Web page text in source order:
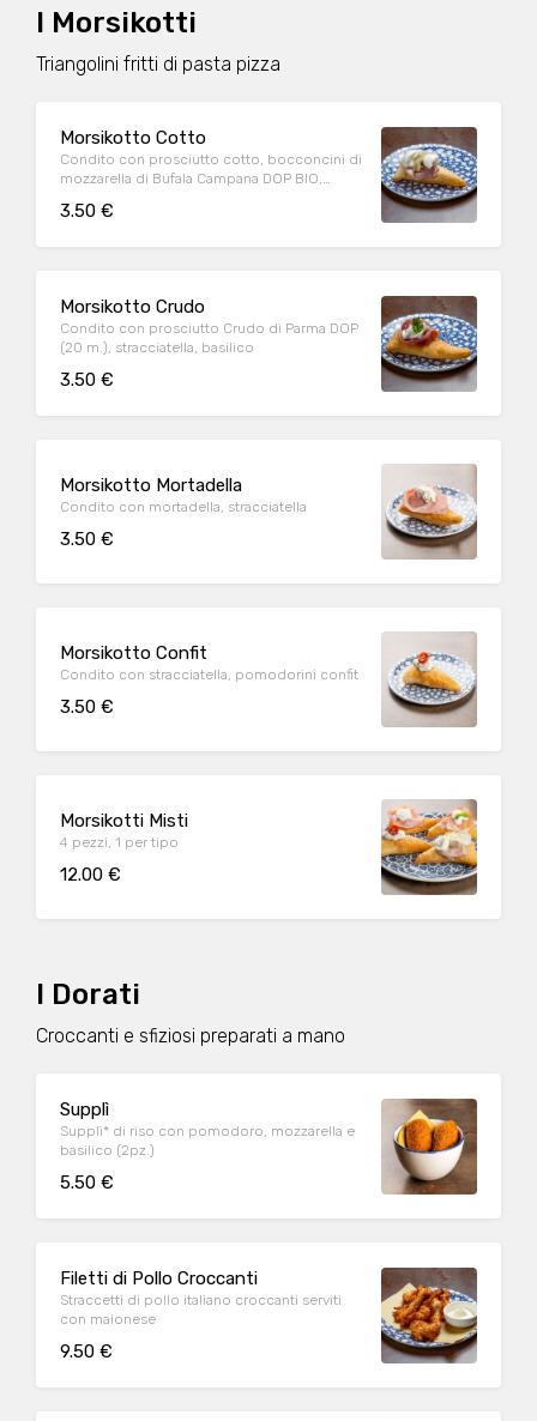
I Morsikotti
Triangolini fritti di pasta pizza
Morsikotto Cotto
Condito con prosciutto cotto, bocconcini di
mozzarella di Bufala Campana DOP BIO,
3.50 €
Morsikotto Crudo
Condito con prosciutto Crudo di Parma DOP
(20 m.), stracciatella, basilico
3.50 €
Morsikotto Mortadella
Condito con mortadella, stracciatella
3.50 €
Morsikotto Confit
Condito con stracciatella, pomodorini confit
3.50 €
Morsikotti Misti
4 pezzi, 1 per tipo
12.00 €
I Dorati
Croccanti e sfiziosi preparati a mano
Supplì
Supplì* di riso con pomodoro, mozzarella e
basilico (2pz.)
5.50 €
Filetti di Pollo Croccanti
Straccetti di pollo italiano croccanti serviti
con maionese
9.50 €